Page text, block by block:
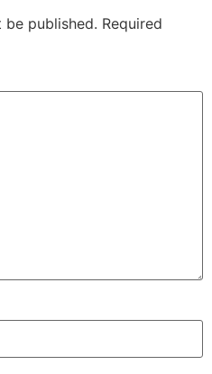
be published. Required